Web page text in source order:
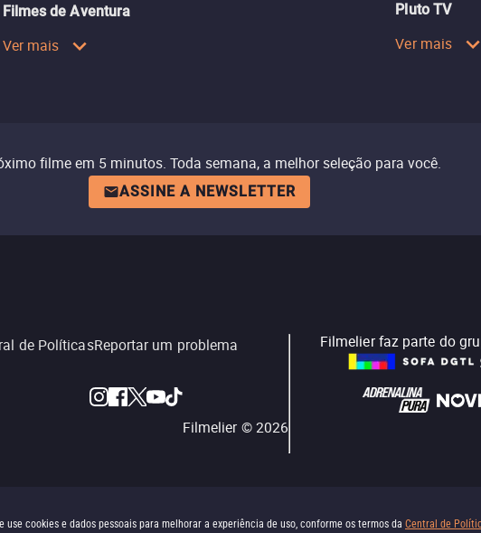
cookies e dados pessoais para melhorar a experiência de uso, conforme os termos da Central de
Filmes de Aventura
Ver mais
Pluto TV
Ver mais
filme em 5 minutos. Toda semana, a melhor seleção para você.
ASSINE A NEWSLETTER
de PolíticasReportar um problema
Filmelier ©2026
Filmelier faz parte do